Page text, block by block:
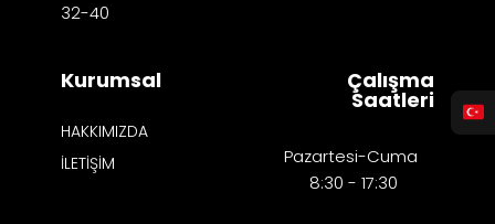
32-40
Kurumsal
HAKKIMIZDA
İLETİŞİM
Çalışma
Saatleri
Pazartesi-Cuma
8:30 - 17:30​​